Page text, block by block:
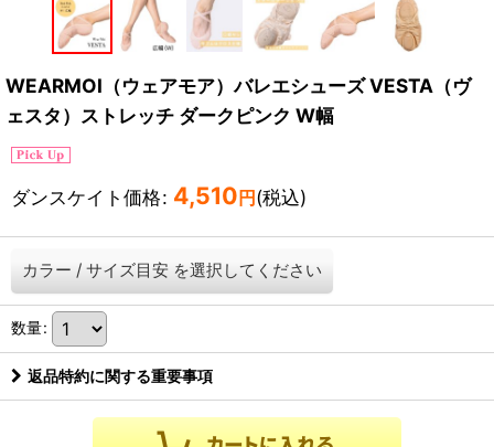
WEARMOI（ウェアモア）バレエシューズ VESTA（ヴ
ェスタ）ストレッチ ダークピンク W幅
ダンスケイト価格: 4,510 円 (税込)
カラー / サイズ目安 を選択してください
数量:
返品特約に関する重要事項